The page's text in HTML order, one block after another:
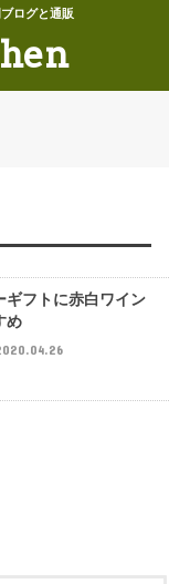
ログと通販
ギフトに赤白ワイン
め